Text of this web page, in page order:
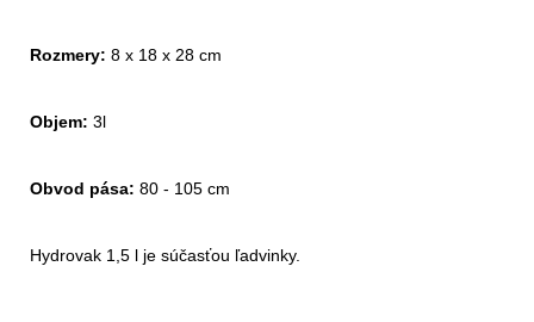
Rozmery: 8 x 18 x 28 cm
Objem: 3l
Obvod pása: 80 - 105 cm
Hydrovak 1,5 l je súčasťou ľadvinky.